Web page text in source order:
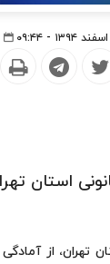
استان
از آمادگی